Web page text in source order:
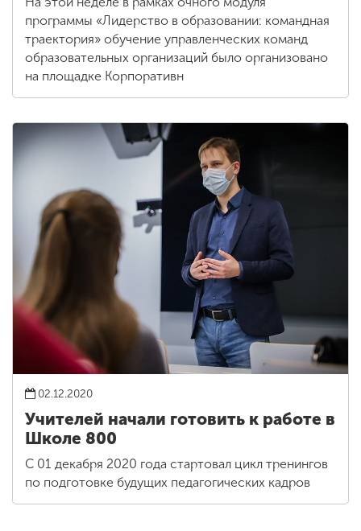
программы «Лидерство в образовании: командная
траектория» обучение управленческих команд
образовательных организаций было организовано
на площадке Корпоративн
02.12.2020
Учителей начали готовить к работе в
Школе 800
С 01 декабря 2020 года стартовал цикл тренингов
по подготовке будущих педагогических кадров